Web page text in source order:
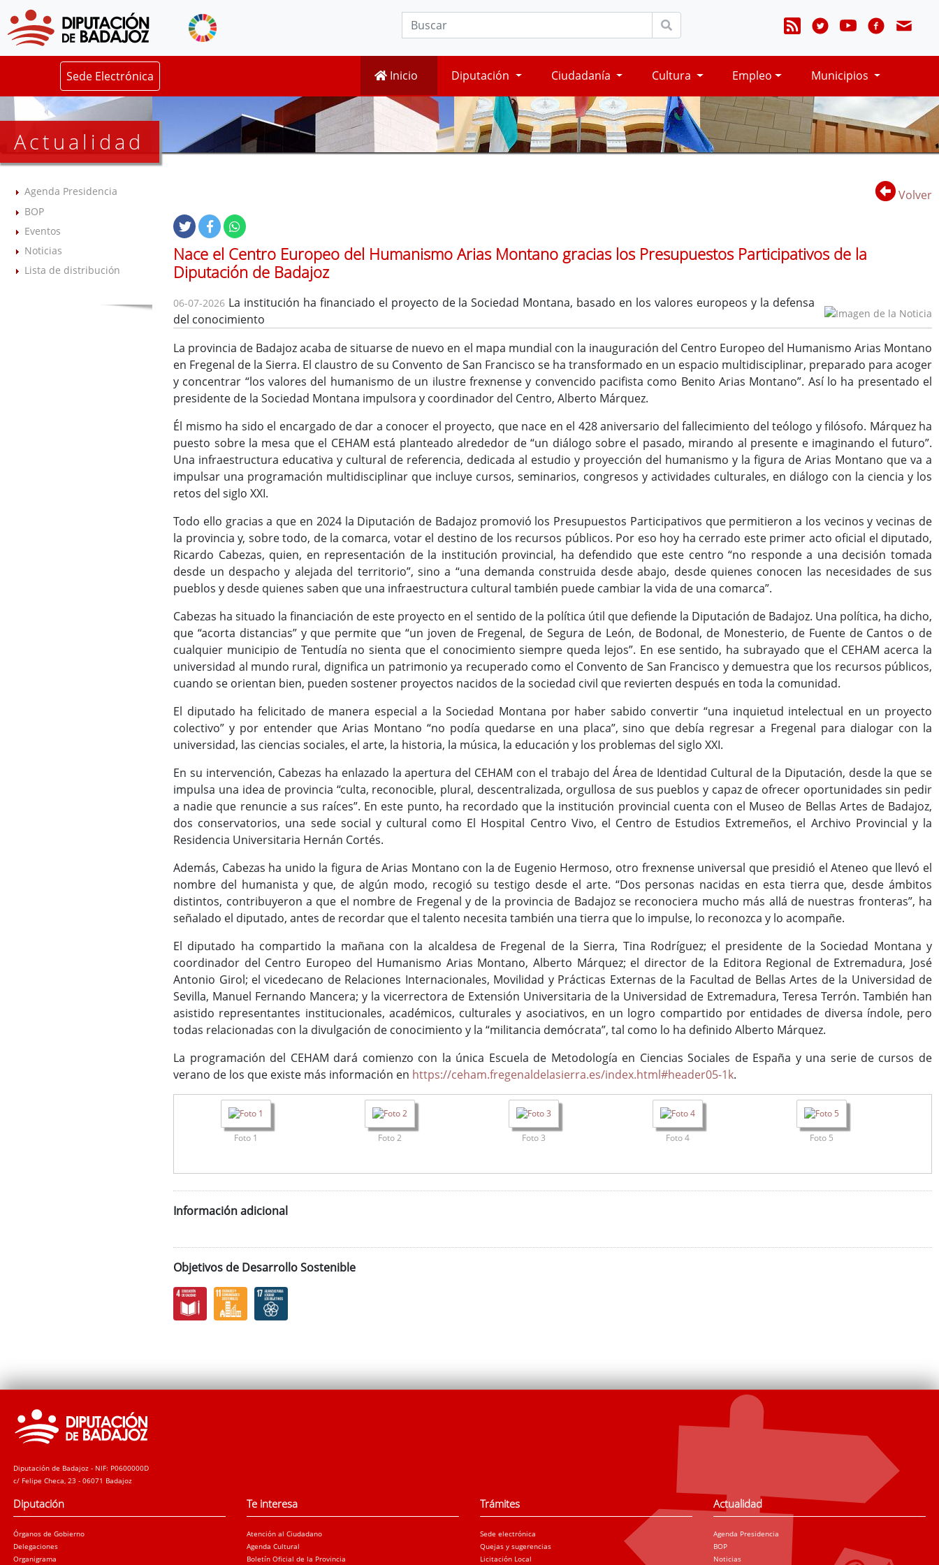
Sede Electrónica Inicio Diputación Ciudadanía Cultura Empleo Municipios
Actualidad
Agenda Presidencia
BOP
Eventos
Noticias
Lista de distribución
Volver
Nace el Centro Europeo del Humanismo Arias Montano gracias los Presupuestos Participativos de la
Diputación de Badajoz
06-07-2026 La institución ha financiado el proyecto de la Sociedad Montana, basado en los valores europeos y la defensa
del conocimiento
La provincia de Badajoz acaba de situarse de nuevo en el mapa mundial con la inauguración del Centro Europeo del Humanismo Arias Montano
en Fregenal de la Sierra. El claustro de su Convento de San Francisco se ha transformado en un espacio multidisciplinar, preparado para acoger
y concentrar “los valores del humanismo de un ilustre frexnense y convencido pacifista como Benito Arias Montano”. Así lo ha presentado el
presidente de la Sociedad Montana impulsora y coordinador del Centro, Alberto Márquez.
Él mismo ha sido el encargado de dar a conocer el proyecto, que nace en el 428 aniversario del fallecimiento del teólogo y filósofo. Márquez ha
puesto sobre la mesa que el CEHAM está planteado alrededor de “un diálogo sobre el pasado, mirando al presente e imaginando el futuro”.
Una infraestructura educativa y cultural de referencia, dedicada al estudio y proyección del humanismo y la figura de Arias Montano que va a
impulsar una programación multidisciplinar que incluye cursos, seminarios, congresos y actividades culturales, en diálogo con la ciencia y los
retos del siglo XXI.
Todo ello gracias a que en 2024 la Diputación de Badajoz promovió los Presupuestos Participativos que permitieron a los vecinos y vecinas de
la provincia y, sobre todo, de la comarca, votar el destino de los recursos públicos. Por eso hoy ha cerrado este primer acto oficial el diputado,
Ricardo Cabezas, quien, en representación de la institución provincial, ha defendido que este centro “no responde a una decisión tomada
desde un despacho y alejada del territorio”, sino a “una demanda construida desde abajo, desde quienes conocen las necesidades de sus
pueblos y desde quienes saben que una infraestructura cultural también puede cambiar la vida de una comarca”.
Cabezas ha situado la financiación de este proyecto en el sentido de la política útil que defiende la Diputación de Badajoz. Una política, ha dicho,
que “acorta distancias” y que permite que “un joven de Fregenal, de Segura de León, de Bodonal, de Monesterio, de Fuente de Cantos o de
cualquier municipio de Tentudía no sienta que el conocimiento siempre queda lejos”. En ese sentido, ha subrayado que el CEHAM acerca la
universidad al mundo rural, dignifica un patrimonio ya recuperado como el Convento de San Francisco y demuestra que los recursos públicos,
cuando se orientan bien, pueden sostener proyectos nacidos de la sociedad civil que revierten después en toda la comunidad.
El diputado ha felicitado de manera especial a la Sociedad Montana por haber sabido convertir “una inquietud intelectual en un proyecto
colectivo” y por entender que Arias Montano “no podía quedarse en una placa”, sino que debía regresar a Fregenal para dialogar con la
universidad, las ciencias sociales, el arte, la historia, la música, la educación y los problemas del siglo XXI.
En su intervención, Cabezas ha enlazado la apertura del CEHAM con el trabajo del Área de Identidad Cultural de la Diputación, desde la que se
impulsa una idea de provincia “culta, reconocible, plural, descentralizada, orgullosa de sus pueblos y capaz de ofrecer oportunidades sin pedir
a nadie que renuncie a sus raíces”. En este punto, ha recordado que la institución provincial cuenta con el Museo de Bellas Artes de Badajoz,
dos conservatorios, una sede social y cultural como El Hospital Centro Vivo, el Centro de Estudios Extremeños, el Archivo Provincial y la
Residencia Universitaria Hernán Cortés.
Además, Cabezas ha unido la figura de Arias Montano con la de Eugenio Hermoso, otro frexnense universal que presidió el Ateneo que llevó el
nombre del humanista y que, de algún modo, recogió su testigo desde el arte. “Dos personas nacidas en esta tierra que, desde ámbitos
distintos, contribuyeron a que el nombre de Fregenal y de la provincia de Badajoz se reconociera mucho más allá de nuestras fronteras”, ha
señalado el diputado, antes de recordar que el talento necesita también una tierra que lo impulse, lo reconozca y lo acompañe.
El diputado ha compartido la mañana con la alcaldesa de Fregenal de la Sierra, Tina Rodríguez; el presidente de la Sociedad Montana y
coordinador del Centro Europeo del Humanismo Arias Montano, Alberto Márquez; el director de la Editora Regional de Extremadura, José
Antonio Girol; el vicedecano de Relaciones Internacionales, Movilidad y Prácticas Externas de la Facultad de Bellas Artes de la Universidad de
Sevilla, Manuel Fernando Mancera; y la vicerrectora de Extensión Universitaria de la Universidad de Extremadura, Teresa Terrón. También han
asistido representantes institucionales, académicos, culturales y asociativos, en un logro compartido por entidades de diversa índole, pero
todas relacionadas con la divulgación de conocimiento y la “militancia demócrata”, tal como lo ha definido Alberto Márquez.
La programación del CEHAM dará comienzo con la única Escuela de Metodología en Ciencias Sociales de España y una serie de cursos de
verano de los que existe más información en https://ceham.fregenaldelasierra.es/index.html#header05-1k.
Foto 1 Foto 2 Foto 3 Foto 4 Foto 5
Información adicional
Objetivos de Desarrollo Sostenible
Diputación de Badajoz - NIF: P0600000D
c/ Felipe Checa, 23 - 06071 Badajoz
Diputación
Órganos de Gobierno
Delegaciones
Organigrama
Te interesa
Atención al Ciudadano
Agenda Cultural
Boletín Oficial de la Provincia
Trámites
Sede electrónica
Quejas y sugerencias
Licitación Local
Actualidad
Agenda Presidencia
BOP
Noticias